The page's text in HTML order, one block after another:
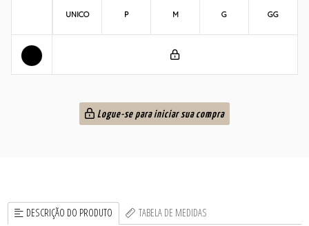
UNICO P M G GG
Logue-se para iniciar sua compra
DESCRIÇÃO DO PRODUTO TABELA DE MEDIDAS